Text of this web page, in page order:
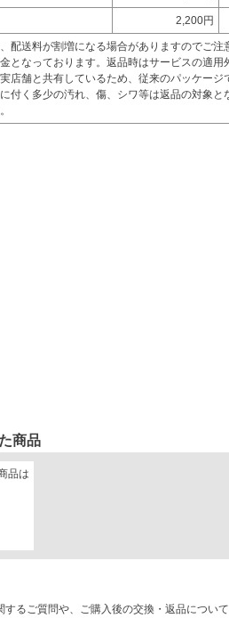
2,200円
配送料が割増になる場合がありますのでご注
となっております。返品時はサービスの適用
店舗と共有しているため、従来のパッケージ
付く多少の汚れ、傷、シワ等は返品の対象
商品
品は
するご質問や、ご購入後の交換・返品につい